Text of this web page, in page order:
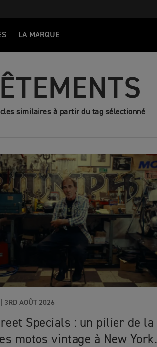
LA MARQUE
similaires à partir du tag sélectionné
3RD AOÛT 2026
Specials : un pilier de la
motos vintage à New York.